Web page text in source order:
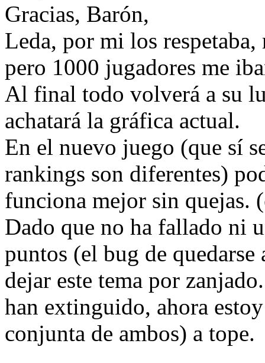
Gracias, Barón,
Leda, por mi los
pero 1000 jugadores me
Al final todo volverá a su
achatará la gráfica actual.
En el nuevo juego (que sí
rankings son diferentes)
funciona mejor sin quejas.
Dado que no ha fallado ni
puntos (el bug de
dejar este tema por
han extinguido, ahora
conjunta de ambos) a tope.